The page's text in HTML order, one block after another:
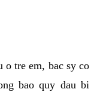
tre em, bac sy co
bao quy dau bi